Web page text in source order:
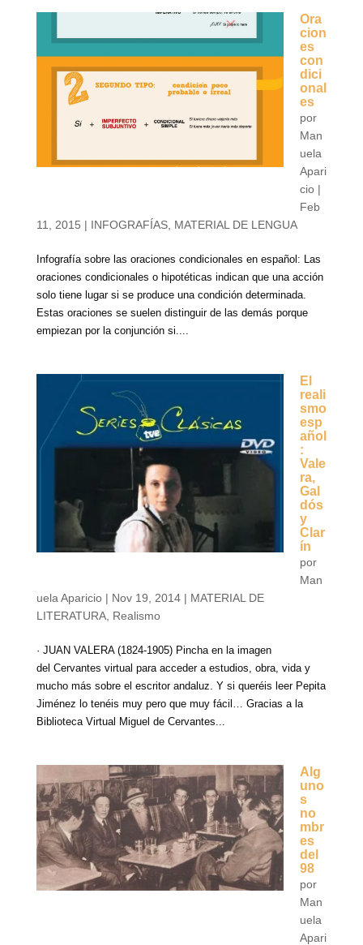
Ora
cion
es
con
dici
onal
es
por
Man
uela
Apari
cio|
Feb
11, 2015 | INFOGRAFÍAS, MATERIAL DE LENGUA
Infografía sobre las oraciones condicionales en español: Las
oraciones condicionales o hipotéticas indican que una acción
solo tiene lugar si se produce una condición determinada.
Estas oraciones se suelen distinguir de las demás porque
empiezan por la conjunción si....
El
reali
smo
esp
añol
:
Vale
ra,
Gal
dós
y
Clar
ín
por
Man
uela Aparicio| Nov 19, 2014| MATERIAL DE
LITERATURA, Realismo
· JUAN VALERA (1824-1905) Pincha en la imagen
del Cervantes virtual para acceder a estudios, obra, vida y
mucho más sobre el escritor andaluz. Y si queréis leer Pepita
Jiménez lo tenéis muy pero que muy fácil… Gracias a la
Biblioteca Virtual Miguel de Cervantes...
Alg
uno
s
no
mbr
es
del
98
por
Man
uela
Apari